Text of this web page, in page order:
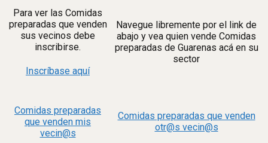
Para ver las Comidas
preparadas que venden
sus vecinos debe
inscribirse.
Inscríbase aquí
Navegue libremente por el link de
abajo y vea quien vende Comidas
preparadas de Guarenas acá en su
sector
Comidas preparadas
que venden mis
vecin@s
Comidas preparadas que venden
otr@s vecin@s